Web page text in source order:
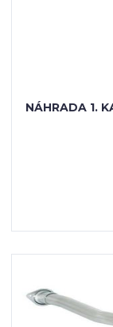
NÁHRADA 1.